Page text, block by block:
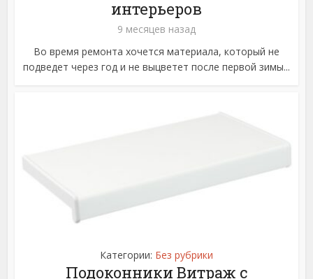
интерьеров
9 месяцев назад
Во время ремонта хочется материала, который не
подведет через год и не выцветет после первой зимы...
Категории: Без рубрики
Подоконники Витраж с